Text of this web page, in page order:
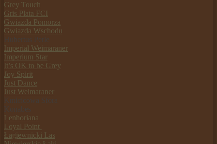
Grey Touch
Gris Plata FCI
Gwiazda Pomorza
Gwiazda Wschodu
Hubertus Perle
Imperial Weimaraner
Imperium Star
It’s OK to be Grey
Joy Spirit
Just Dance
Just Weimaraner
Kmicicowa Sfora
Konabes
Lenhoriana
Loyal Point
Łagiewnicki Las